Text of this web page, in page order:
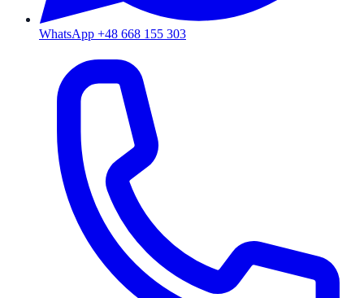
WhatsApp +48 668 155 303